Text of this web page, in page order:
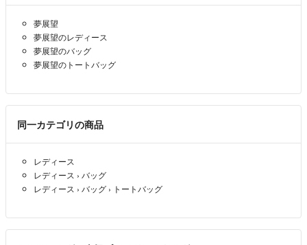
★発送サイズに合うよう梱包いたしますので圧縮等を行う場合もありま
す。
ご理解ご了承下さいますようお願い申し上げます。
★お支払い後のキャンセルは一切お請けできません。
メーカーから届いた商品を直に販売したお客様より悪い評価を頂きまし
たが、カラーなど画像や文章では伝わりにくい場合があります。
ご不安な方は店頭でのご購入をおすすめいたします。
夢展望
夢展望のレディース
夢展望のバッグ
夢展望のトートバッグ
同一カテゴリの商品
レディース
レディース › バッグ
レディース › バッグ › トートバッグ